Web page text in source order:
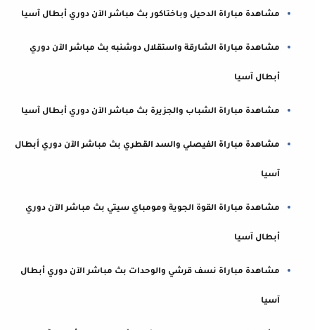
مشاهدة مباراة الدحيل وباختاكور بث مباشر الآن دوري أبطال آسيا
مشاهدة مباراة الشارقة واستقلال دوشنبه بث مباشر الآن دوري
أبطال آسيا
مشاهدة مباراة الشباب والجزيرة بث مباشر الآن دوري أبطال آسيا
مشاهدة مباراة الفيصلي والسد القطري بث مباشر الآن دوري أبطال
آسيا
مشاهدة مباراة القوة الجوية ومومباي سيتي بث مباشر الآن دوري
أبطال آسيا
مشاهدة مباراة نسف قرشي والوحدات بث مباشر الآن دوري أبطال
آسيا